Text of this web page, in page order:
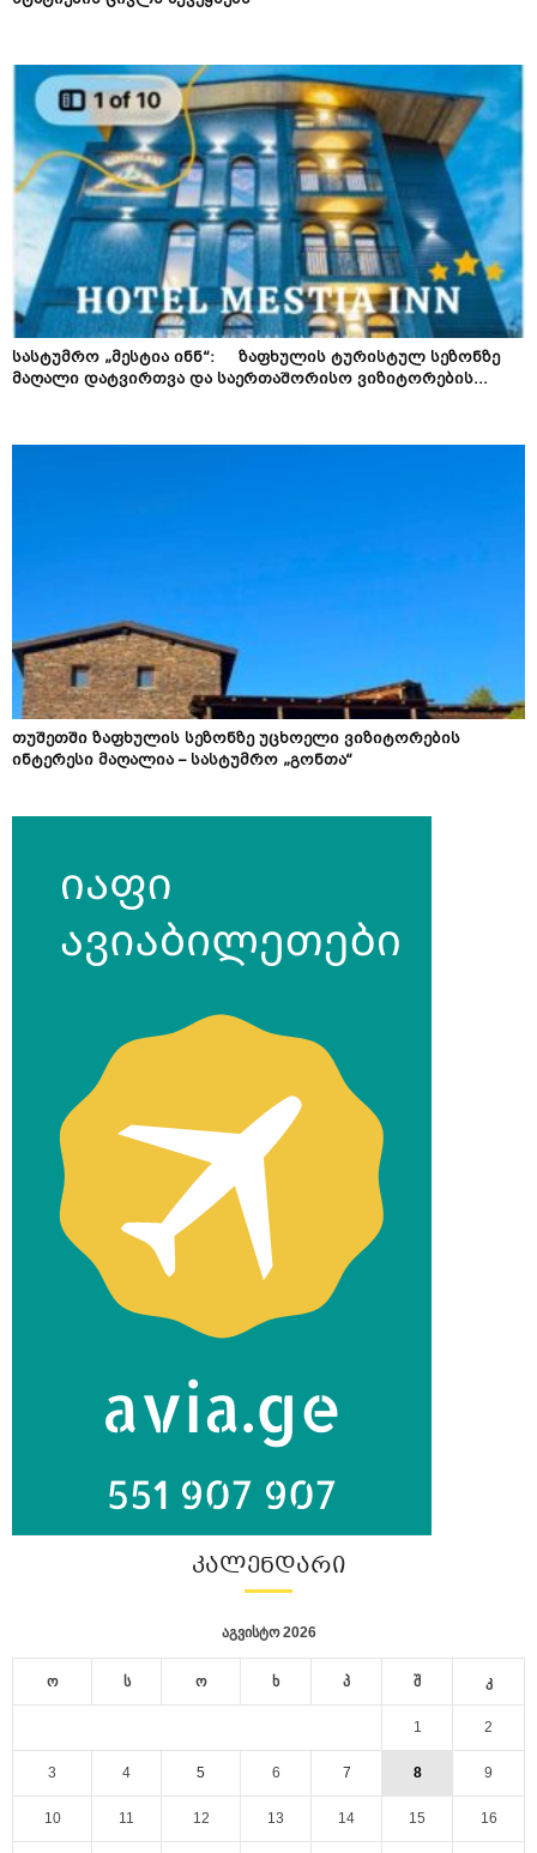
სასტუმრო „მესტია ინნ“: ზაფხულის ტურისტულ სეზონზე
მაღალი დატვირთვა და საერთაშორისო ვიზიტორების...
თუშეთში ზაფხულის სეზონზე უცხოელი ვიზიტორების
ინტერესი მაღალია – სასტუმრო „გონთა“
ᲙᲐᲚᲔᲜᲓᲐᲠᲘ
აგვისტო 2026
ო ს ო ხ პ შ კ
1 2
3 4 5 6 7 8 9
10 11 12 13 14 15 16